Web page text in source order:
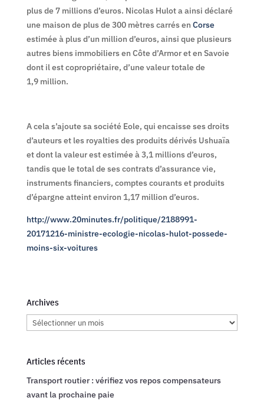
plus de 7 millions d’euros. Nicolas Hulot a ainsi déclaré
une maison de plus de 300 mètres carrés en Corse​
estimée à plus d’un million d’euros, ainsi que plusieurs
autres biens immobiliers en Côte d’Armor et en Savoie
dont il est copropriétaire, d’une valeur totale de
1,9 million.
A cela s’ajoute sa société Eole, qui encaisse ses droits
d’auteurs et les royalties des produits dérivés Ushuaïa
et dont la valeur est estimée à 3,1 millions d’euros,
tandis que le total de ses contrats d’assurance vie,
instruments financiers, comptes courants et produits
d’épargne atteint environ 1,17 million d’euros.
http://www.20minutes.fr/politique/2188991-
20171216-ministre-ecologie-nicolas-hulot-possede-
moins-six-voitures
Archives
Archives
Articles récents
Transport routier : vérifiez vos repos compensateurs
avant la prochaine paie